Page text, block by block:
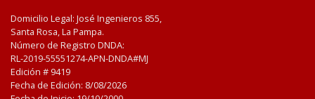
Domicilio Legal: José Ingenieros 855,
Santa Rosa, La Pampa.
Número de Registro DNDA:
RL-2019-55551274-APN-DNDA#MJ
Edición # 9419
Fecha de Edición: 8/08/2026